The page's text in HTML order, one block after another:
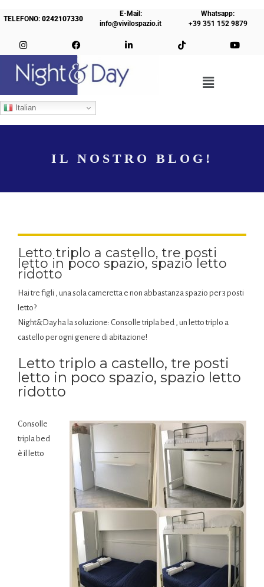
TELEFONO:0242107330
E-Mail:
info@vivilospazio.it
Whatsapp:
+39 351 152 9879
Italian
IL NOSTRO BLOG!
Letto triplo a castello, tre posti
letto in poco spazio, spazio letto
ridotto
Hai tre figli , una sola cameretta e non abbastanza spazio per 3 posti
letto?
Night&Day ha la soluzione: Consolle tripla bed , un letto triplo a
castello per ogni genere di abitazione!
Letto triplo a castello, tre posti
letto in poco spazio, spazio letto
ridotto
Consolle
tripla bed
è il letto